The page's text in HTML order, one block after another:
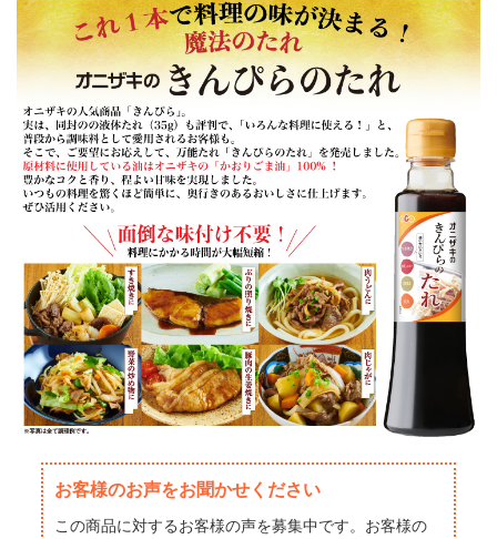
お客様のお声をお聞かせください
この商品に対するお客様の声を募集中です。お客様の